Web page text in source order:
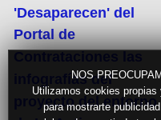
NOS
Utilizamos cookies
para mostrarte
'Desaparecen' del
Portal de
infografías del
proyecto del entorno